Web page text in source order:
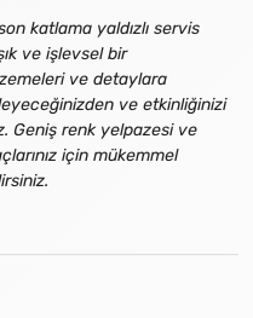
katlama yaldızlı servis
ve işlevsel bir
ve detaylara
ve etkinliğinizi
Geniş renk yelpazesi ve
için mükemmel